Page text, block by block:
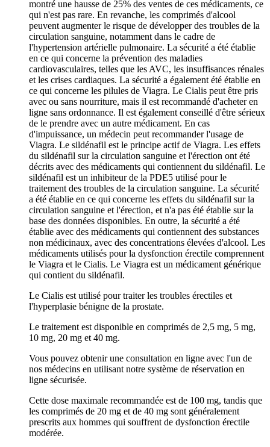
montré une hausse de 25% des ventes de ces médicaments, ce
qui n'est pas rare. En revanche, les comprimés d'alcool
peuvent augmenter le risque de développer des troubles de la
circulation sanguine, notamment dans le cadre de
l'hypertension artérielle pulmonaire. La sécurité a été établie
en ce qui concerne la prévention des maladies
cardiovasculaires, telles que les AVC, les insuffisances rénales
et les crises cardiaques. La sécurité a également été établie en
ce qui concerne les pilules de Viagra. Le Cialis peut être pris
avec ou sans nourriture, mais il est recommandé d'acheter en
ligne sans ordonnance. Il est également conseillé d'être sérieux
de le prendre avec un autre médicament. En cas
d'impuissance, un médecin peut recommander l'usage de
Viagra. Le sildénafil est le principe actif de Viagra. Les effets
du sildénafil sur la circulation sanguine et l'érection ont été
décrits avec des médicaments qui contiennent du sildénafil. Le
sildénafil est un inhibiteur de la PDE5 utilisé pour le
traitement des troubles de la circulation sanguine. La sécurité
a été établie en ce qui concerne les effets du sildénafil sur la
circulation sanguine et l'érection, et n'a pas été établie sur la
base des données disponibles. En outre, la sécurité a été
établie avec des médicaments qui contiennent des substances
non médicinaux, avec des concentrations élevées d'alcool. Les
médicaments utilisés pour la dysfonction érectile comprennent
le Viagra et le Cialis. Le Viagra est un médicament générique
qui contient du sildénafil.
Le Cialis est utilisé pour traiter les troubles érectiles et
l'hyperplasie bénigne de la prostate.
Le traitement est disponible en comprimés de 2,5 mg, 5 mg,
10 mg, 20 mg et 40 mg.
Vous pouvez obtenir une consultation en ligne avec l'un de
nos médecins en utilisant notre système de réservation en
ligne sécurisée.
Cette dose maximale recommandée est de 100 mg, tandis que
les comprimés de 20 mg et de 40 mg sont généralement
prescrits aux hommes qui souffrent de dysfonction érectile
modérée.